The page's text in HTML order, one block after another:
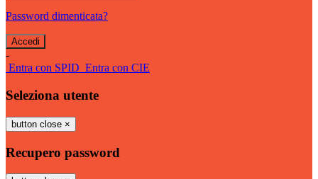
Password dimenticata?
-
Entra con SPID Entra con CIE
Seleziona utente
button close ×
Recupero password